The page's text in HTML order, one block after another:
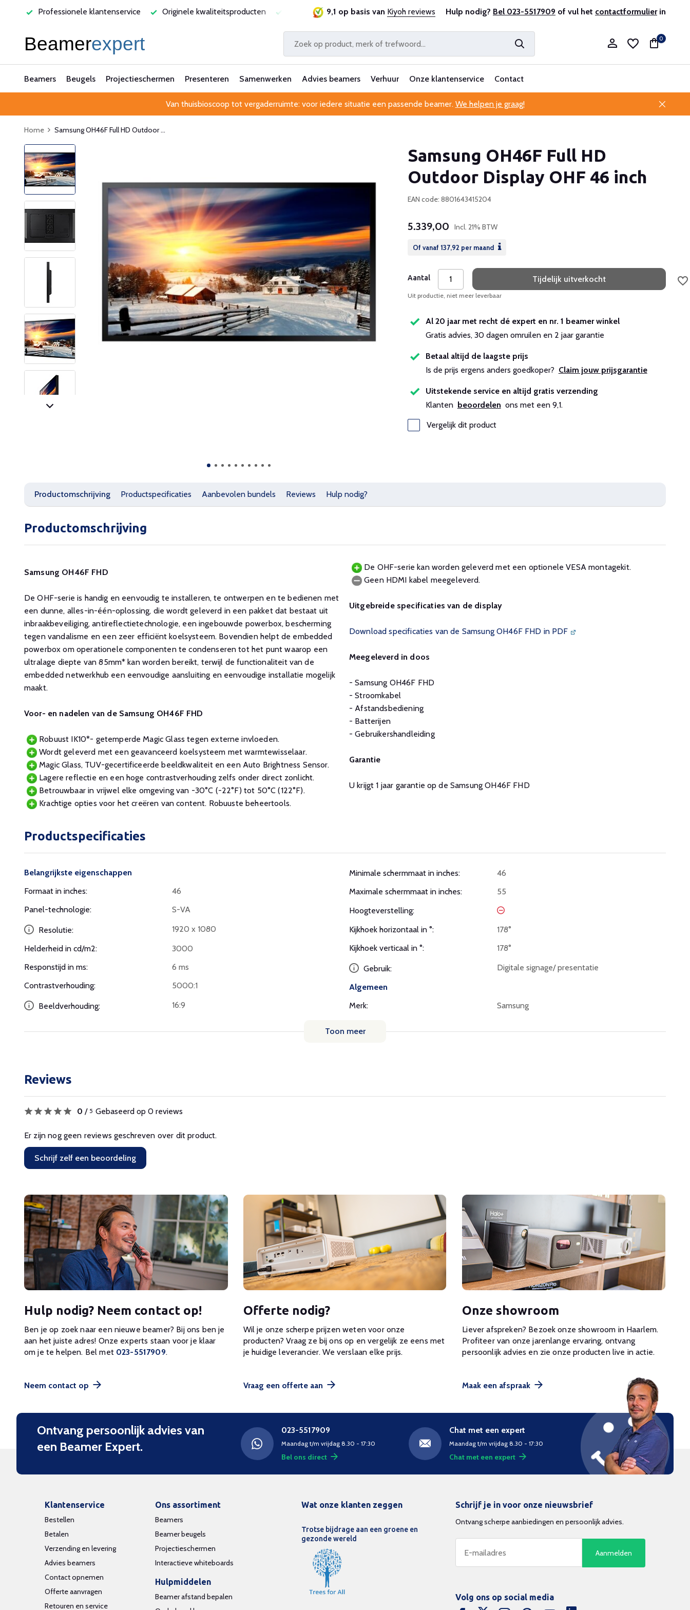
Professionele klantenservice Originele kwaliteitsproducten Laagste prijsgarantie Al 25 jaar betrouwbaar en ervaren Professionele klantenservice
9,1 op basis van Kiyoh reviews Hulp nodig? Bel 023-5517909 of vul het contactformulierin
Account aanmaken
0
Beamers Beugels Projectieschermen Presenteren Samenwerken Advies beamers Verhuur Onze klantenservice Contact
Van thuisbioscoop tot vergaderruimte: voor iedere situatie een passende beamer. We helpen je graag!
Home Samsung OH46F Full HD Outdoor ...
Samsung OH46F Full HD
Outdoor Display OHF 46 inch
EAN code: 8801643415204
5.339,00 Incl. 21% BTW
Of vanaf 137,92 per maand
Aantal Tijdelijk uitverkocht
Uit productie, niet meer leverbaar
Al 20 jaar met recht dé expert en nr. 1 beamer winkel
Gratis advies, 30 dagen omruilen en 2 jaar garantie
Betaal altijd de laagste prijs
Is de prijs ergens anders goedkoper? Claim jouw prijsgarantie
Uitstekende service en altijd gratis verzending
Klanten beoordelen ons met een 9,1.
Vergelijk dit product
Productomschrijving Productspecificaties Aanbevolen bundels Reviews Hulp nodig?
Productomschrijving
Samsung OH46F FHD
De OHF-serie is handig en eenvoudig te installeren, te ontwerpen en te bedienen met
een dunne, alles-in-één-oplossing, die wordt geleverd in een pakket dat bestaat uit
inbraakbeveiliging, antireflectietechnologie, een ingebouwde powerbox, bescherming
tegen vandalisme en een zeer efficiënt koelsysteem. Bovendien helpt de embedded
powerbox om operationele componenten te condenseren tot het punt waarop een
ultralage diepte van 85mm* kan worden bereikt, terwijl de functionaliteit van de
embedded netwerkhub een eenvoudige aansluiting en eenvoudige installatie mogelijk
maakt.
Voor- en nadelen van de Samsung OH46F FHD
Robuust IK10*- getemperde Magic Glass tegen externe invloeden.
Wordt geleverd met een geavanceerd koelsysteem met warmtewisselaar.
Magic Glass, TUV-gecertificeerde beeldkwaliteit en een Auto Brightness Sensor.
Lagere reflectie en een hoge contrastverhouding zelfs onder direct zonlicht.
Betrouwbaar in vrijwel elke omgeving van -30°C (-22°F) tot 50°C (122°F).
Krachtige opties voor het creëren van content. Robuuste beheertools.
De OHF-serie kan worden geleverd met een optionele VESA montagekit.
Geen HDMI kabel meegeleverd.
Uitgebreide specificaties van de display
Download specificaties van de Samsung OH46F FHD in PDF
Meegeleverd in doos
- Samsung OH46F FHD
- Stroomkabel
- Afstandsbediening
- Batterijen
- Gebruikershandleiding
Garantie
U krijgt 1 jaar garantie op de Samsung OH46F FHD
Productspecificaties
Belangrijkste eigenschappen
Formaat in inches:
46
Panel-technologie:
S-VA
Resolutie:
1920 x 1080
Helderheid in cd/m2:
3000
Responstijd in ms:
6 ms
Contrastverhouding:
5000:1
Beeldverhouding: 16:9
Minimale schermmaat in inches:
46
Maximale schermmaat in inches:
55
Hoogteverstelling:
Kijkhoek horizontaal in °:
178°
Kijkhoek verticaal in °:
178°
Gebruik:
Digitale signage/ presentatie
Algemeen
Merk:
Samsung
Toon meer
Reviews
0 / 5 Gebaseerd op 0 reviews
Er zijn nog geen reviews geschreven over dit product.
Schrijf zelf een beoordeling
Hulp nodig? Neem contact op!
Ben je op zoek naar een nieuwe beamer? Bij ons ben je
aan het juiste adres! Onze experts staan voor je klaar
om je te helpen. Bel met 023-5517909.
Neem contact op
Offerte nodig?
Wil je onze scherpe prijzen weten voor onze
producten? Vraag ze bij ons op en vergelijk ze eens met
je huidige leverancier. We verslaan elke prijs.
Vraag een offerte aan
Onze showroom
Liever afspreken? Bezoek onze showroom in Haarlem.
Profiteer van onze jarenlange ervaring, ontvang
persoonlijk advies en zie onze producten live in actie.
Maak een afspraak
Ontvang persoonlijk advies van
een Beamer Expert.
023-5517909
Maandag t/m vrijdag 8.30 - 17:30
Bel ons direct
Chat met een expert
Maandag t/m vrijdag 8.30 - 17:30
Chat met een expert
Klantenservice
Bestellen
Betalen
Verzending en levering
Advies beamers
Contact opnemen
Offerte aanvragen
Retouren en service
Ons assortiment
Beamers
Beamer beugels
Projectieschermen
Interactieve whiteboards
Hulpmiddelen
Beamer afstand bepalen
Wat onze klanten zeggen
Trotse bijdrage aan een groene en
gezonde wereld
Schrijf je in voor onze nieuwsbrief
Ontvang scherpe aanbiedingen en persoonlijk advies.
Aanmelden
Volg ons op social media